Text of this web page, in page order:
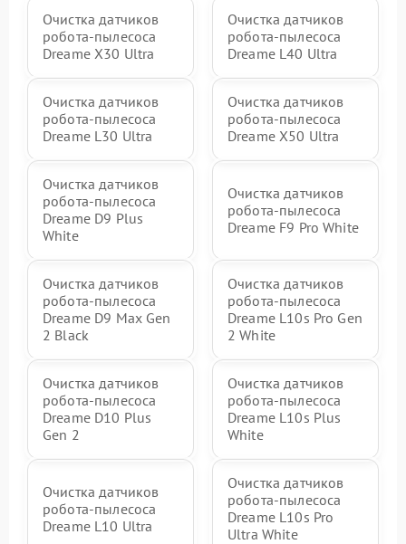
Очистка датчиков
робота-пылесоса
Dreame X30 Ultra
Очистка датчиков
робота-пылесоса
Dreame L40 Ultra
Очистка датчиков
робота-пылесоса
Dreame L30 Ultra
Очистка датчиков
робота-пылесоса
Dreame X50 Ultra
Очистка датчиков
робота-пылесоса
Dreame D9 Plus
White
Очистка датчиков
робота-пылесоса
Dreame F9 Pro White
Очистка датчиков
робота-пылесоса
Dreame D9 Max Gen
2 Black
Очистка датчиков
робота-пылесоса
Dreame L10s Pro Gen
2 White
Очистка датчиков
робота-пылесоса
Dreame D10 Plus
Gen 2
Очистка датчиков
робота-пылесоса
Dreame L10s Plus
White
Очистка датчиков
робота-пылесоса
Dreame L10 Ultra
Очистка датчиков
робота-пылесоса
Dreame L10s Pro
Ultra White